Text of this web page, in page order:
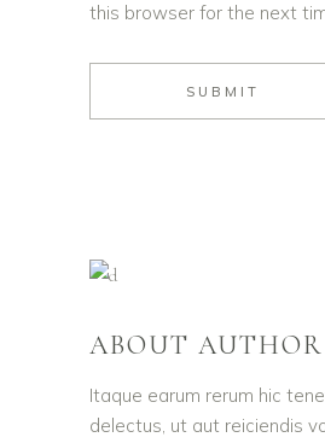
this browser for the next
ABOUT AUTHOR
Itaque earum rerum hic
delectus, ut aut reiciendis